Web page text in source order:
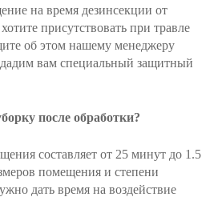
на время дезинсекции от
присутствовать при травле
об этом нашему менеджеру
вам специальный защитный
после обработки?
составляет от 25 минут до 1.5
помещения и степени
дать время на воздействие